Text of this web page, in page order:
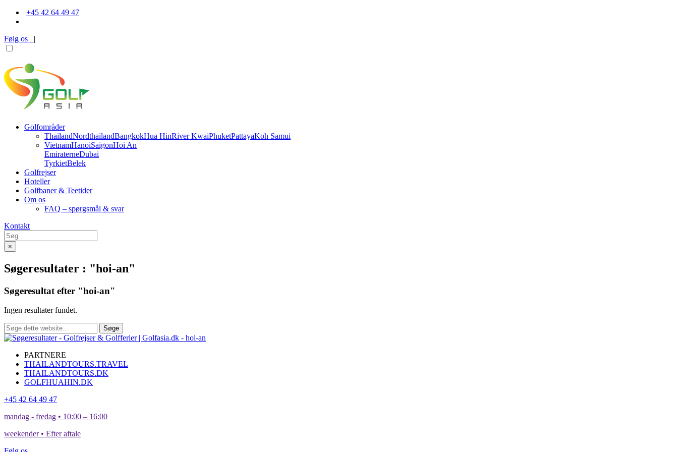
+45 42 64 49 47
Følg os |
Golfområder
ThailandNordthailandBangkokHua HinRiver KwaiPhuketPattayaKoh Samui
VietnamHanoiSaigonHoi An
EmiraterneDubai
TyrkietBelek
Golfrejser
Hoteller
Golfbaner & Teetider
Om os
FAQ – spørgsmål & svar
Kontakt
×
Søgeresultater : "hoi-an"
Søgeresultat efter "hoi-an"
Ingen resultater fundet.
Søge
PARTNERE
THAILANDTOURS.TRAVEL
THAILANDTOURS.DK
GOLFHUAHIN.DK
+45 42 64 49 47
mandag - fredag • 10:00 – 16:00
weekender • Efter aftale